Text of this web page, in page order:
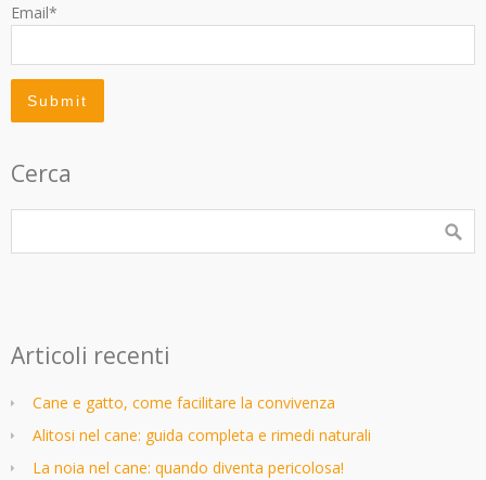
Email*
Cerca
Articoli recenti
Cane e gatto, come facilitare la convivenza
Alitosi nel cane: guida completa e rimedi naturali
La noia nel cane: quando diventa pericolosa!